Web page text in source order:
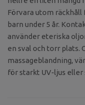
Förvara utom
barn under 5 år.
använder eteriska
en sval och torr plats.
massageblandning,
för starkt UV-ljus eller